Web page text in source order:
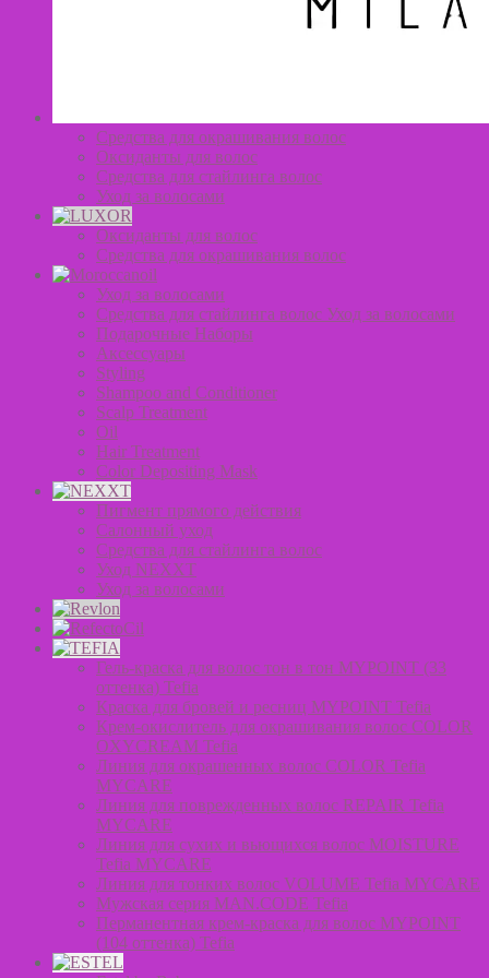
Средства для окрашивания волос
Оксиданты для волос
Средства для стайлинга волос
Уход за волосами
Оксиданты для волос
Средства для окрашивания волос
Уход за волосами
Средства для стайлинга волос Уход за волосами
Подарочные Наборы
Аксессуары
Styling
Shampoo and Conditioner
Scalp Treatment
Oil
Hair Treatment
Color Depositing Mask
Пигмент прямого действия
Салонный уход
Средства для стайлинга волос
Уход NEXXT
Уход за волосами
Гель-краска для волос тон в тон MYPOINT (33
оттенка) Tefia
Краска для бровей и ресниц MYPOINT Tefia
Крем-окислитель для окрашивания волос COLOR
OXYCREAM Tefia
Линия для окрашенных волос COLOR Tefia
MYCARE
Линия для поврежденных волос REPAIR Tefia
MYCARE
Линия для сухих и вьющихся волос MOISTURE
Tefia MYCARE
Линия для тонких волос VOLUME Tefia MYCARE
Мужская серия MAN.CODE Tefia
Перманентная крем-краска для волос MYPOINT
(104 оттенка) Tefia